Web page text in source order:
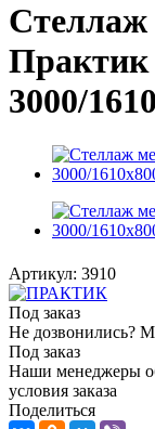
Стеллаж
Практик
3000/
Артикул: 3910
Под заказ
Не дозвонились?
Под заказ
Наши менеджеры
условия заказа
Поделиться